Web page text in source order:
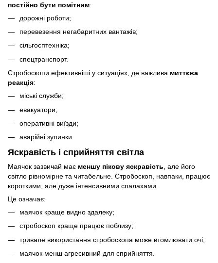
постійно бути помітним:
дорожні роботи;
перевезення негабаритних вантажів;
сільгосптехніка;
спецтранспорт.
Стробоскопи ефективніші у ситуаціях, де важлива миттєва
реакція:
міські служби;
евакуатори;
оперативні виїзди;
аварійні зупинки.
Яскравість і сприйняття світла
Маячок зазвичай має меншу пікову яскравість , але його
світло рівномірне та читабельне. Стробоскоп, навпаки, працює
короткими, але дуже інтенсивними спалахами.
Це означає:
маячок краще видно здалеку;
стробоскоп краще працює поблизу;
тривале використання стробоскопа може втомлювати очі;
маячок менш агресивний для сприйняття.